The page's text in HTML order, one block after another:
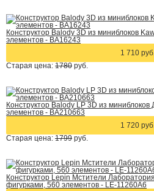
Конструктор Balody 3D из миниблоков
элементов - BA16243
1 710
Старая цена: 1780 руб.
Конструктор Balody LP 3D из
элементов - BA210663
1 720
Старая цена: 1799 руб.
Конструктор Lepin Мстители
фигурками, 560 элементов - LE-11260A6